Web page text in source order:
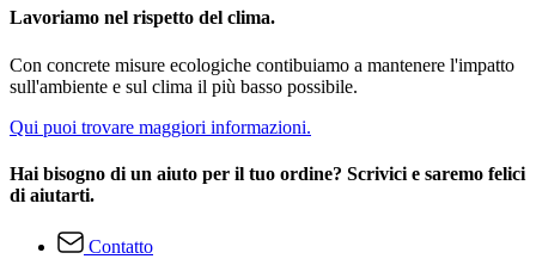
Lavoriamo nel rispetto del clima.
Con concrete misure ecologiche contibuiamo a mantenere l'impatto
sull'ambiente e sul clima il più basso possibile.
Qui puoi trovare maggiori informazioni.
Hai bisogno di un aiuto per il tuo ordine? Scrivici e saremo felici
di aiutarti.
Contatto